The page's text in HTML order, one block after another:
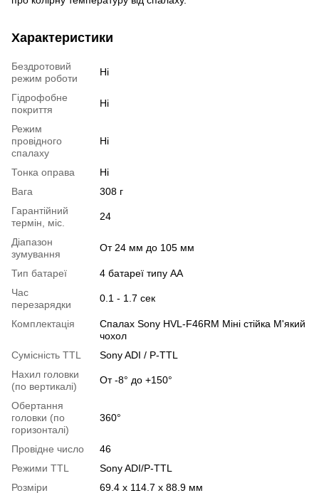
Характеристики
Бездротовий
режим роботи
Ні
Гідрофобне
покриття
Ні
Режим
провідного
спалаху
Ні
Тонка оправа
Ні
Вага
308 г
Гарантійний
термін, міс.
24
Діапазон
зумування
От 24 мм до 105 мм
Тип батареї
4 батареї типу АА
Час
перезарядки
0.1 - 1.7 сек
Комплектація
Спалах Sony HVL-F46RM Міні стійка М'який
чохол
Сумісність TTL
Sony ADI / P-TTL
Нахил головки
(по вертикалі)
От -8° до +150°
Обертання
головки (по
горизонталі)
360°
Провідне число
46
Режими TTL
Sony ADI/P-TTL
Розміри
69.4 x 114.7 x 88.9 мм